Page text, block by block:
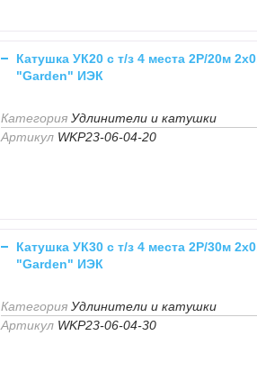
Катушка УК20 с т/з 4 места 2Р/20м
"Garden" ИЭК
Категория Удлинители и катушки
Артикул WKP23-06-04-20
Катушка УК30 с т/з 4 места 2Р/30м
"Garden" ИЭК
Категория Удлинители и катушки
Артикул WKP23-06-04-30